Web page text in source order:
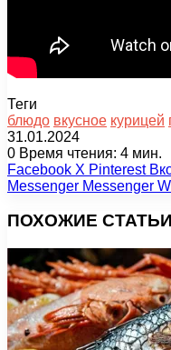
Теги
блюдо вкусное курицей
31.01.2024
0 Время чтения: 4 мин.
Facebook X Pinterest
Messenger Messenger
ПОХОЖИЕ СТАТЬИ